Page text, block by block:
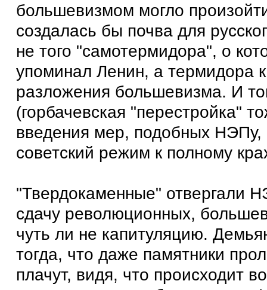
большевизмом могло
создалась бы почва для
не того "самотермидора", о
упоминал Ленин, а термидора
разложения большевизма. И
(горбачевская "перестройка"
введения мер, подобных НЭПу,
советский режим к полному
"Твердокаменные" отвергали
сдачу революционных,
чуть ли не капитуляцию.
тогда, что даже памятники
плачут, видя, что происходит